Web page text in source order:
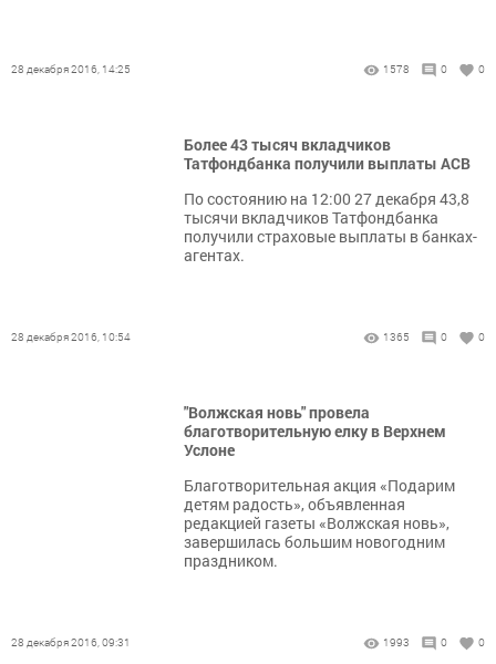
28 декабря 2016, 14:25 1578 0 0
Более 43 тысяч вкладчиков
Татфондбанка получили выплаты АСВ
По состоянию на 12:00 27 декабря 43,8
тысячи вкладчиков Татфондбанка
получили страховые выплаты в банках-
агентах.
28 декабря 2016, 10:54 1365 0 0
"Волжская новь" провела
благотворительную елку в Верхнем
Услоне
Благотворительная акция «Подарим
детям радость», объявленная
редакцией газеты «Волжская новь»,
завершилась большим новогодним
праздником.
28 декабря 2016, 09:31 1993 0 0